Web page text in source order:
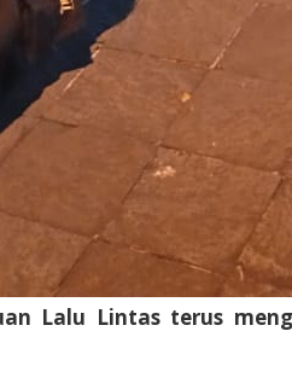
Lalu Lintas terus